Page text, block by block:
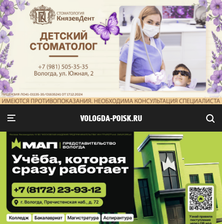
VOLOGDA-POISK.RU